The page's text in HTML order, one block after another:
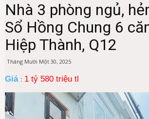
Nhà 3 phòng ngủ,
Sổ Hồng Chung 6
Hiệp Thành, Q12
Tháng Mười Một 30, 2025
Giá : 1 tỷ 580 triệu tl